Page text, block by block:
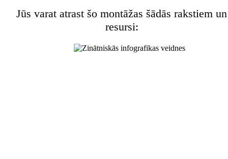
Jūs varat atrast šo montāžas šādās rakstiem un
resursi: